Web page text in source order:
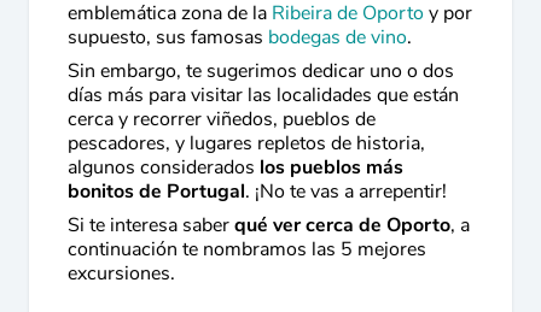
emblemática zona de la Ribeira de Oportoy por
supuesto, sus famosas bodegas de vino.
Sin embargo, te sugerimos dedicar uno o dos
días más para visitar las localidades que están
cerca y recorrer viñedos, pueblos de
pescadores, y lugares repletos de historia,
algunos considerados los pueblos más
bonitos de Portugal. ¡No te vas a arrepentir!
Si te interesa saberqué ver cerca de Oporto, a
continuación te nombramos las 5 mejores
excursiones.